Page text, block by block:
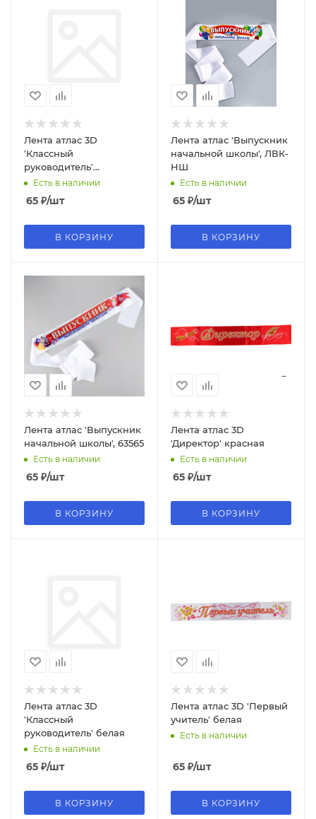
Лента атлас 3D
'Классный
руководитель'
синяя,40177
Есть в наличии
65 ₽/шт
В КОРЗИНУ
Лента атлас 'Выпускник
начальной школы', ЛВК-
НШ
Есть в наличии
65 ₽/шт
В КОРЗИНУ
Лента атлас 'Выпускник
начальной школы', 63565
Есть в наличии
65 ₽/шт
В КОРЗИНУ
Лента атлас 3D
'Директор' красная
Есть в наличии
65 ₽/шт
В КОРЗИНУ
Лента атлас 3D
'Классный
руководитель' белая
Есть в наличии
65 ₽/шт
В КОРЗИНУ
Лента атлас 3D 'Первый
учитель' белая
Есть в наличии
65 ₽/шт
В КОРЗИНУ